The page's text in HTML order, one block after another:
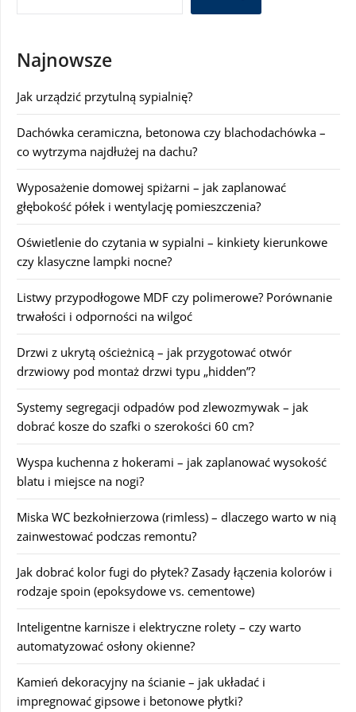
Najnowsze
Jak urządzić przytulną sypialnię?
Dachówka ceramiczna, betonowa czy blachodachówka –
co wytrzyma najdłużej na dachu?
Wyposażenie domowej spiżarni – jak zaplanować
głębokość półek i wentylację pomieszczenia?
Oświetlenie do czytania w sypialni – kinkiety kierunkowe
czy klasyczne lampki nocne?
Listwy przypodłogowe MDF czy polimerowe? Porównanie
trwałości i odporności na wilgoć
Drzwi z ukrytą ościeżnicą – jak przygotować otwór
drzwiowy pod montaż drzwi typu „hidden”?
Systemy segregacji odpadów pod zlewozmywak – jak
dobrać kosze do szafki o szerokości 60 cm?
Wyspa kuchenna z hokerami – jak zaplanować wysokość
blatu i miejsce na nogi?
Miska WC bezkołnierzowa (rimless) – dlaczego warto w nią
zainwestować podczas remontu?
Jak dobrać kolor fugi do płytek? Zasady łączenia kolorów i
rodzaje spoin (epoksydowe vs. cementowe)
Inteligentne karnisze i elektryczne rolety – czy warto
automatyzować osłony okienne?
Kamień dekoracyjny na ścianie – jak układać i
impregnować gipsowe i betonowe płytki?